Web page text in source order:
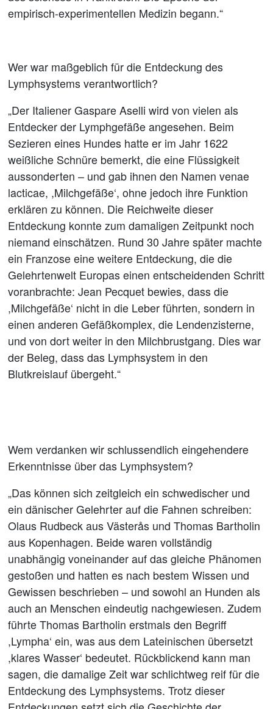
empirisch-experimentellen Medizin begann.“
Wer war maßgeblich für die Entdeckung des
Lymphsystems verantwortlich?
„Der Italiener Gaspare Aselli wird von vielen als
Entdecker der Lymphgefäße angesehen. Beim
Sezieren eines Hundes hatte er im Jahr 1622
weißliche Schnüre bemerkt, die eine Flüssigkeit
aussonderten – und gab ihnen den Namen venae
lacticae, ,Milchgefäße‘, ohne jedoch ihre Funktion
erklären zu können. Die Reichweite dieser
Entdeckung konnte zum damaligen Zeitpunkt noch
niemand einschätzen. Rund 30 Jahre später machte
ein Franzose eine weitere Entdeckung, die die
Gelehrtenwelt Europas einen entscheidenden Schritt
voranbrachte: Jean Pecquet bewies, dass die
,Milchgefäße‘ nicht in die Leber führten, sondern in
einen anderen Gefäßkomplex, die Lendenzisterne,
und von dort weiter in den Milchbrustgang. Dies war
der Beleg, dass das Lymphsystem in den
Blutkreislauf übergeht.“
Wem verdanken wir schlussendlich eingehendere
Erkenntnisse über das Lymphsystem?
„Das können sich zeitgleich ein schwedischer und
ein dänischer Gelehrter auf die Fahnen schreiben:
Olaus Rudbeck aus Västerås und Thomas Bartholin
aus Kopenhagen. Beide waren vollständig
unabhängig voneinander auf das gleiche Phänomen
gestoßen und hatten es nach bestem Wissen und
Gewissen beschrieben – und sowohl an Hunden als
auch an Menschen eindeutig nachgewiesen. Zudem
führte Thomas Bartholin erstmals den Begriff
,Lympha‘ ein, was aus dem Lateinischen übersetzt
,klares Wasser‘ bedeutet. Rückblickend kann man
sagen, die damalige Zeit war schlichtweg reif für die
Entdeckung des Lymphsystems. Trotz dieser